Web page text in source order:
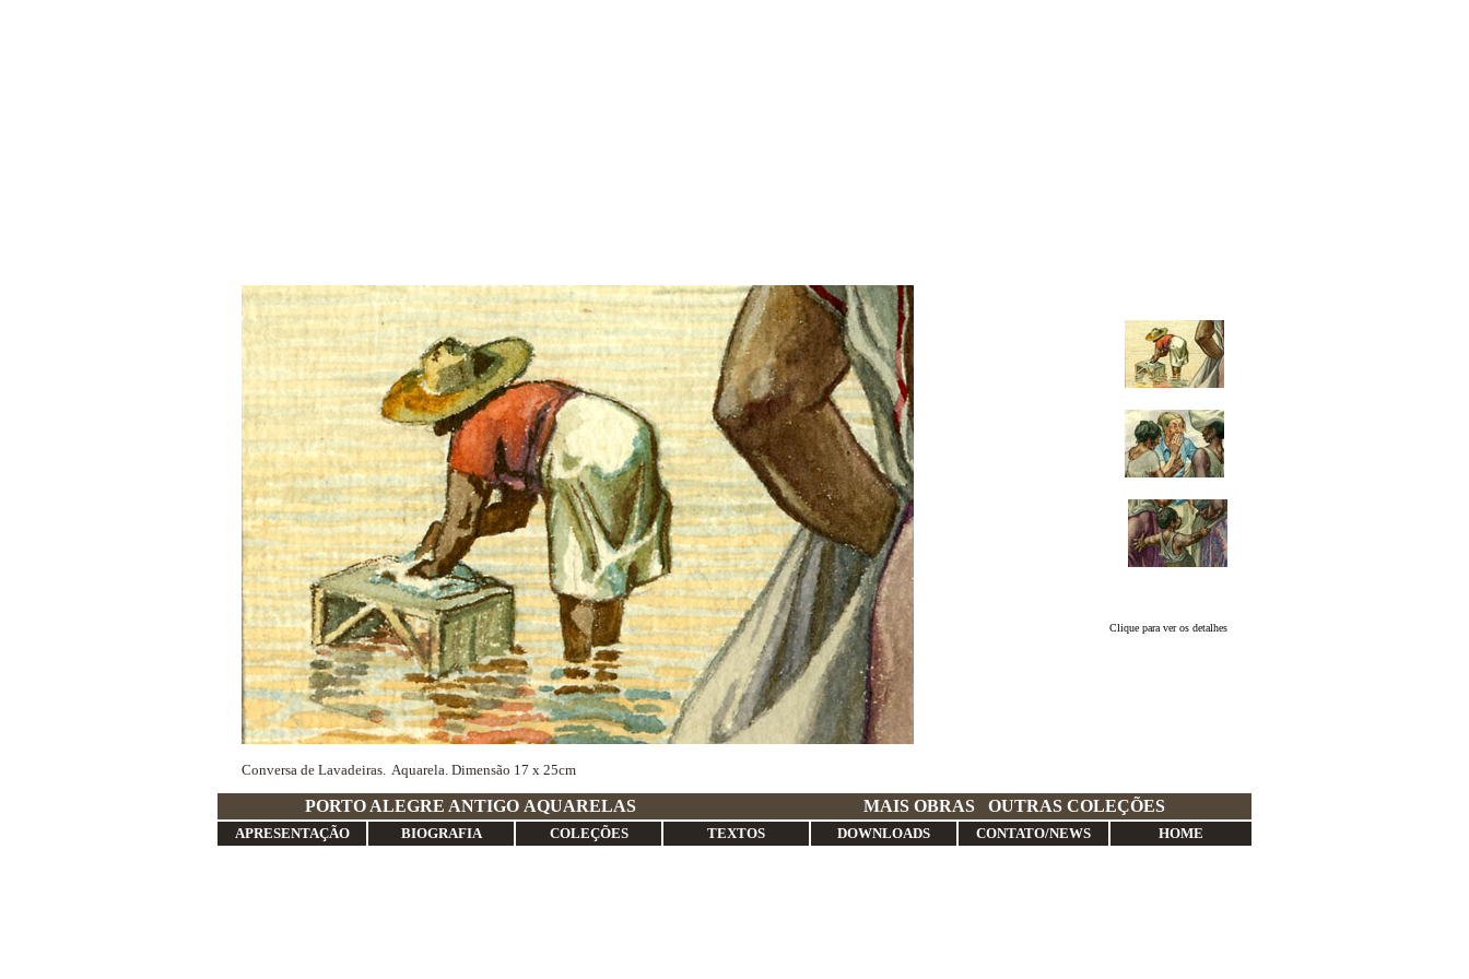
Conversa de Lavadeiras. Aquarela. Dimensão 17 x 25cm
Clique para ver os detalhes
PORTO ALEGRE ANTIGO AQUARELAS MAIS OBRAS OUTRAS COLEÇÕES
APRESENTAÇÃO BIOGRAFIA COLEÇÕES TEXTOS DOWNLOADS CONTATO/NEWS HOME